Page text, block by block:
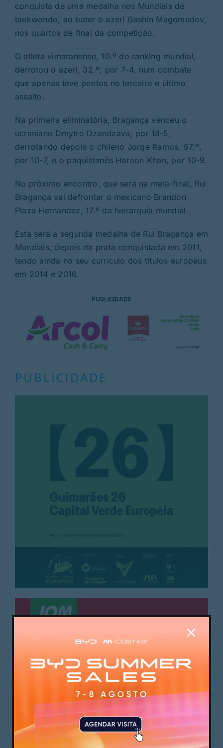
conquista de uma medalha nos Mundiais de
taekwondo, ao bater o azeri Gashin Magomedov,
nos quartos de final da competição.
O atleta vimaranense, 10.º do ranking mundial,
derrotou o azeri, 32.º, por 7-4, num combate
que apenas teve pontos no terceiro e último
assalto.
Na primeira eliminatória, Bragança venceu o
ucraniano Dmytro Dzandzava, por 18-5,
derrotando depois o chileno Jorge Ramos, 57.º,
por 10-7, e o paquistanês Haroon Khan, por 10-9.
No próximo encontro, que será na meia-final, Rui
Bragança vai defrontar o mexicano Brandon
Plaza Hernandez, 17.º da hierarquia mundial.
Esta será a segunda medalha de Rui Bragança em
Mundiais, depois da prata conquistada em 2011,
tendo ainda no seu currículo dos títulos europeus
em 2014 e 2016.
PUBLICIDADE
PUBLICIDADE